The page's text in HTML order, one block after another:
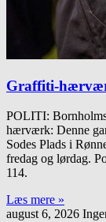
Graffiti-
POLITI:
hærværk: Denne
Sodes Plads i
fredag og lørdag.
114.
Læs mere »
august 6, 2026